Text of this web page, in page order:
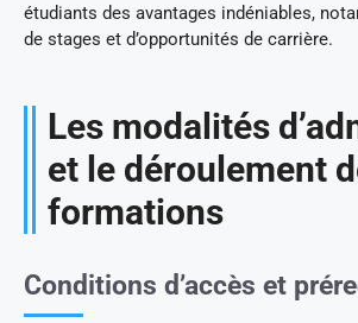
étudiants des avantages indéniables,
de stages et d’opportunités de carrière.
Les modalités
et le déroulement
formations
Conditions d’accès et